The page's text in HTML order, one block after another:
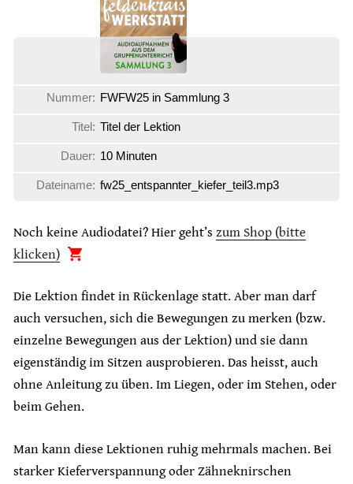
Nummer: FWFW25 in Sammlung 3
Titel: Titel der Lektion
Dauer: 10 Minuten
Dateiname: fw25_entspannter_kiefer_teil3.mp3
Noch keine Audiodatei? Hier geht’s zum Shop (bitte
klicken)
Die Lektion findet in Rückenlage statt. Aber man darf
auch versuchen, sich die Bewegungen zu merken (bzw.
einzelne Bewegungen aus der Lektion) und sie dann
eigenständig im Sitzen ausprobieren. Das heisst, auch
ohne Anleitung zu üben. Im Liegen, oder im Stehen, oder
beim Gehen.
Man kann diese Lektionen ruhig mehrmals machen. Bei
starker Kieferverspannung oder Zähneknirschen